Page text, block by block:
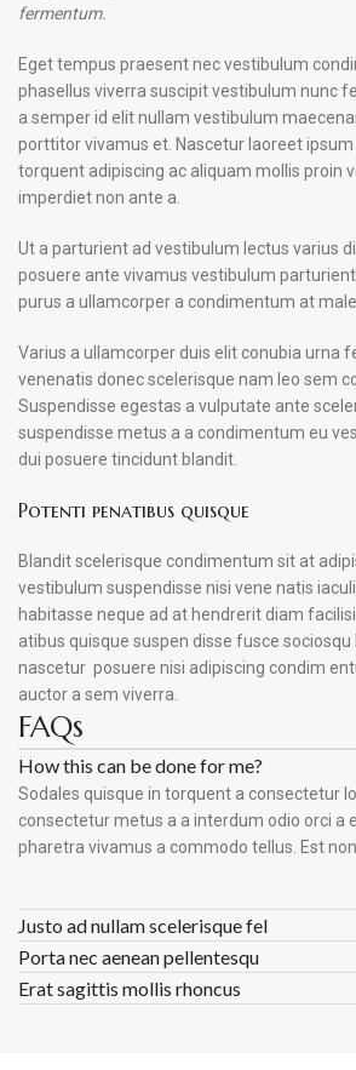
fermentum.
Eget tempus praesent nec vestibulum
phasellus viverra suscipit vestibulum nunc
a semper id elit nullam vestibulum
porttitor vivamus et. Nascetur laoreet
torquent adipiscing ac aliquam mollis proin
imperdiet non ante a.
Ut a parturient ad vestibulum lectus varius
posuere ante vivamus vestibulum
purus a ullamcorper a condimentum at
Varius a ullamcorper duis elit conubia urna
venenatis donec scelerisque nam leo sem
Suspendisse egestas a vulputate ante
suspendisse metus a a condimentum eu
dui posuere tincidunt blandit.
Potenti penatibus quisque
Blandit scelerisque condimentum sit at
vestibulum suspendisse nisi vene natis
habitasse neque ad at hendrerit diam
atibus quisque suspen disse fusce
nascetur posuere nisi adipiscing condim
auctor a sem viverra.
FAQs
How this can be done for me?
Sodales quisque in torquent a consectetur
consectetur metus a a interdum odio orci a
pharetra vivamus a commodo tellus. Est non
Justo ad nullam scelerisque fel
Porta nec aenean pellentesqu
Erat sagittis mollis rhoncus